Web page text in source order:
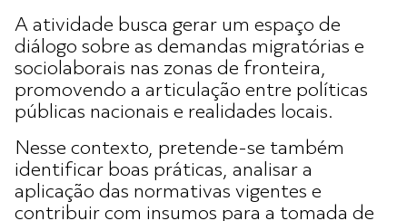
A atividade busca gerar um espaço de
diálogo sobre as demandas migratórias e
sociolaborais nas zonas de fronteira,
promovendo a articulação entre políticas
públicas nacionais e realidades locais.
Nesse contexto, pretende-se também
identificar boas práticas, analisar a
aplicação das normativas vigentes e
contribuir com insumos para a tomada de